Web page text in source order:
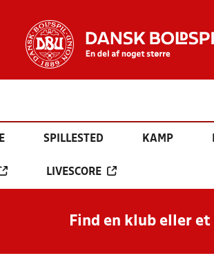
SPILLESTED KAMP
LIVESCORE
Find en klub eller et